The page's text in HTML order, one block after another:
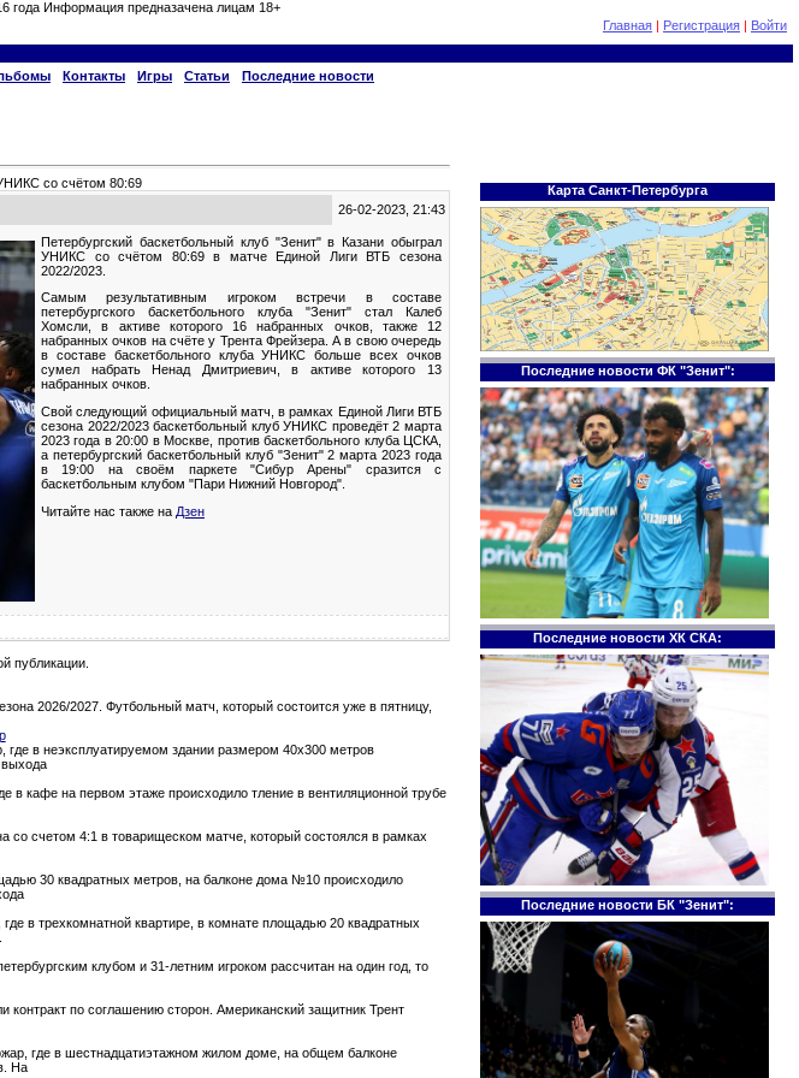
года Информация предназачена лицам 18+
Главная | Регистрация | Войти
Контакты Игры Статьи Последние новости
со счётом 80:69
26-02-2023, 21:43
Петербургский баскетбольный клуб "Зенит" в Казани обыграл
УНИКС со счётом 80:69 в матче Единой Лиги ВТБ сезона
2022/2023.
Самым результативным игроком встречи в составе
петербургского баскетбольного клуба "Зенит" стал Калеб
Хомсли, в активе которого 16 набранных очков, также 12
набранных очков на счёте у Трента Фрейзера. А в свою очередь
в составе баскетбольного клуба УНИКС больше всех очков
сумел набрать Ненад Дмитриевич, в активе которого 13
набранных очков.
Свой следующий официальный матч, в рамках Единой Лиги ВТБ
сезона 2022/2023 баскетбольный клуб УНИКС проведёт 2 марта
2023 года в 20:00 в Москве, против баскетбольного клуба ЦСКА,
а петербургский баскетбольный клуб "Зенит" 2 марта 2023 года
в 19:00 на своём паркете "Сибур Арены" сразится с
баскетбольным клубом "Пари Нижний Новгород".
Читайте нас также на Дзен
публикации.
2026/2027. Футбольный матч, который состоится уже в пятницу,
где в неэксплуатируемом здании размером 40х300 метров
в кафе на первом этаже происходило тление в вентиляционной трубе
со счетом 4:1 в товарищеском матче, который состоялся в рамках
30 квадратных метров, на балконе дома №10 происходило
в трехкомнатной квартире, в комнате площадью 20 квадратных
клубом и 31-летним игроком рассчитан на один год, то
контракт по соглашению сторон. Американский защитник Трент
где в шестнадцатиэтажном жилом доме, на общем балконе
На
Карта Санкт-Петербурга
Последние новости ФК "Зенит":
Последние новости ХК СКА:
Последние новости БК "Зенит":